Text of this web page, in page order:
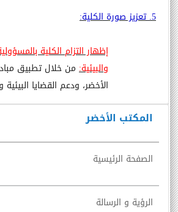
المكتب الأخضر
الصفحة الرئيسية
الرؤية و الرسالة
5. تعزيز صورة الكلية:
إظهار التزام الكلية
والبيئية: من خلال تطبيق
الأخضر، ودعم القضايا البيئية